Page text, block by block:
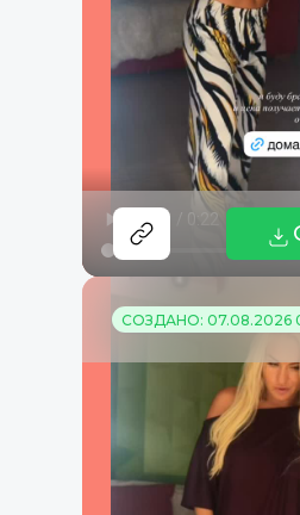
СОЗДАНО: 07.08.2026